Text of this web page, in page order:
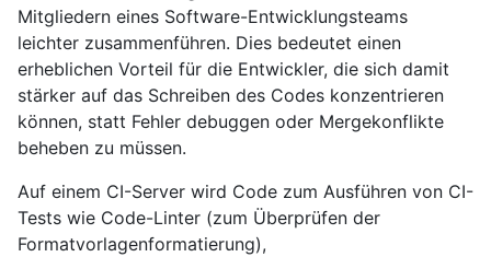
Mitgliedern eines Software-Entwicklungsteams
leichter zusammenführen. Dies bedeutet einen
erheblichen Vorteil für die Entwickler, die sich damit
stärker auf das Schreiben des Codes konzentrieren
können, statt Fehler debuggen oder Mergekonflikte
beheben zu müssen.
Auf einem CI-Server wird Code zum Ausführen von CI-
Tests wie Code-Linter (zum Überprüfen der
Formatvorlagenformatierung),